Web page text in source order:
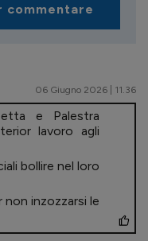
06 Giugno 2026 | 11.36
e Palestra
lavoro agli
bollire nel loro
non inzozzarsi le